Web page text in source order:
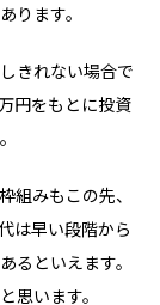
ります。
きれない場合で
円をもとに投資
組みもこの先、
は早い段階から
るといえます。
思います。